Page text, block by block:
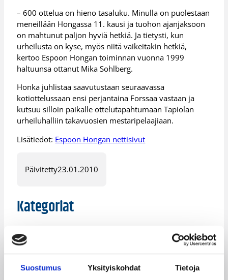
Suostumus Yksityiskohdat Tietoja
– 600 ottelua on hieno tasaluku. Minulla on puolestaan
meneillään Hongassa 11. kausi ja tuohon ajanjaksoon
on mahtunut paljon hyviä hetkiä. Ja tietysti, kun
urheilusta on kyse, myös niitä vaikeitakin hetkiä,
kertoo Espoon Hongan toiminnan vuonna 1999
haltuunsa ottanut Mika Sohlberg.
Honka juhlistaa saavutustaan seuraavassa
kotiottelussaan ensi perjantaina Forssaa vastaan ja
kutsuu silloin paikalle ottelutapahtumaan Tapiolan
urheiluhalliin takavuosien mestaripelaajiaan.
Lisätiedot: Espoon Hongan nettisivut
Päivitetty23.01.2010
Kategoriat